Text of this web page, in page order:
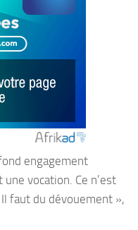
engagement
vocation. Ce n’est
faut du dévouement »,